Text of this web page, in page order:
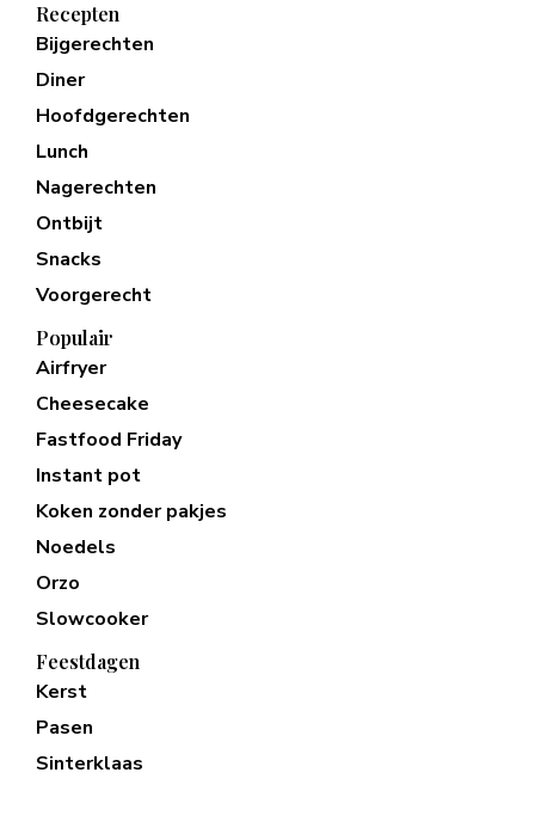
Recepten
Bijgerechten
Diner
Hoofdgerechten
Lunch
Nagerechten
Ontbijt
Snacks
Voorgerecht
Populair
Airfryer
Cheesecake
Fastfood Friday
Instant pot
Koken zonder pakjes
Noedels
Orzo
Slowcooker
Feestdagen
Kerst
Pasen
Sinterklaas